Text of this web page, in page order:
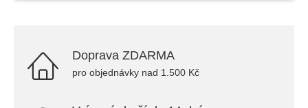
Doprava ZDARMA
pro objednávky nad 1.500 Kč